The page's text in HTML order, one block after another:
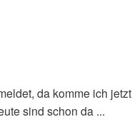
da komme ich jetzt
sind schon da ...